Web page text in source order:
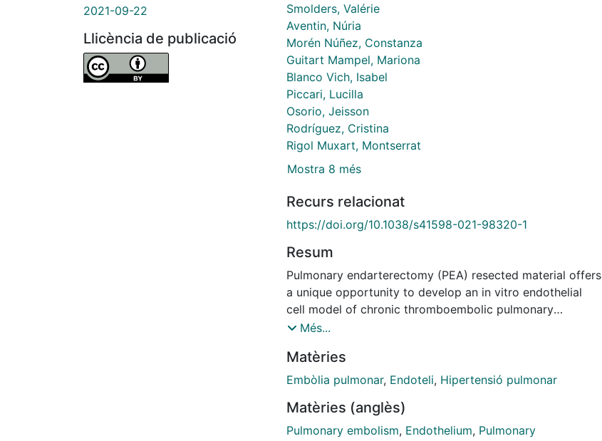
2021-09-22
Llicència de publicació
Smolders, Valérie
Aventin, Núria
Morén Núñez, Constanza
Guitart Mampel, Mariona
Blanco Vich, Isabel
Piccari, Lucilla
Osorio, Jeisson
Rodríguez, Cristina
Rigol Muxart, Montserrat
Mostra 8 més
Recurs relacionat
https://doi.org/10.1038/s41598-021-98320-1
Resum
Pulmonary endarterectomy (PEA) resected material offers
a unique opportunity to develop an in vitro endothelial
cell model of chronic thromboembolic pulmonary
hypertension (CTEPH). We aimed to comprehensively
mitochondrial profile of CTEPH-derived endothelial cells
to better understand the pathophysiological mechanisms
potential novel targets for the prevention and treatment
of the disease. Isolated cells from specimens obtained at
Més...
Matèries
Embòlia pulmonar, Endoteli, Hipertensió pulmonar
Matèries (anglès)
Pulmonary embolism, Endothelium, Pulmonary